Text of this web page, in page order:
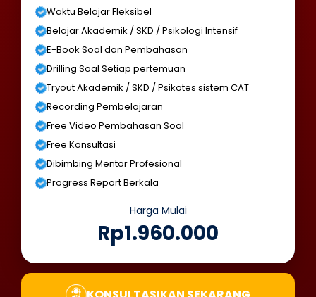
Waktu Belajar Fleksibel
Belajar Akademik / SKD / Psikologi Intensif
E-Book Soal dan Pembahasan
Drilling Soal Setiap pertemuan
Tryout Akademik / SKD / Psikotes sistem CAT
Recording Pembelajaran
Free Video Pembahasan Soal
Free Konsultasi
Dibimbing Mentor Profesional
Progress Report Berkala
Harga Mulai
Rp1.960.000